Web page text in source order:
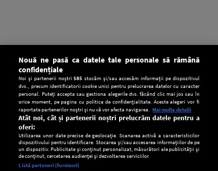
Setări:
Nouă ne pasă ca datele tale personale să rămână
confidențiale
Noi și partenerii noștri585 stocăm și/sau accesăm informații pe dispozitivul
dvs., precum identificatorii cookie unici pentru prelucrarea datelor cu caracter
personal. Puteți accepta sau gestiona alegerile dvs. făcând clic mai jos sau în
orice moment, pe pagina cu politica de confidențialitate. Aceste alegeri vor fi
raportate partenerilor noștri și nu vă vor afecta navigarea. Mai multe detalii
Atât noi, cât și partenerii noștri prelucrăm datele pentru a
oferi:
Utilizarea unor date precise de geolocație. Scanarea activă a caracteristicilor
dispozitivului pentru identificare. Stocarea și/sau accesarea informațiilor de pe
un dispozitiv. Publicitate și conținut personalizat, măsurători ale publicității și
de conținut, cercetarea audienței și dezvoltarea serviciilor.
Listă parteneri (furnizori)